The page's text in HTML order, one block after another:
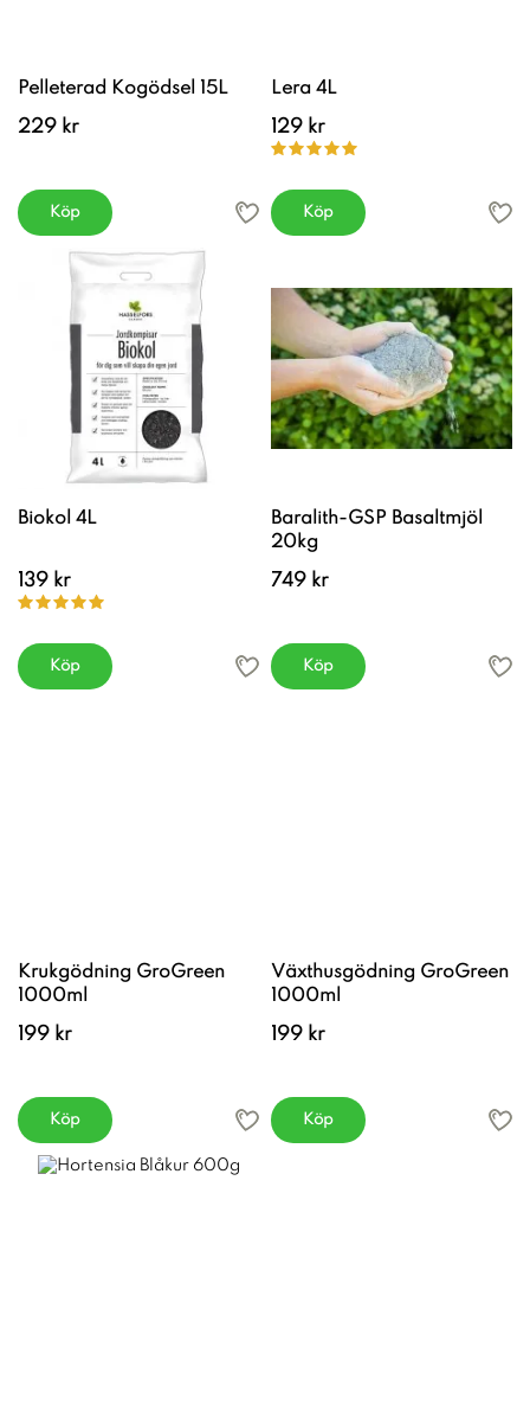
Pelleterad Kogödsel 15L
229 kr
Köp
Lera 4L
129 kr
Köp
Biokol 4L
139 kr
Köp
Baralith-GSP Basaltmjöl
20kg
749 kr
Köp
Krukgödning GroGreen
1000ml
199 kr
Köp
Växthusgödning GroGreen
1000ml
199 kr
Köp